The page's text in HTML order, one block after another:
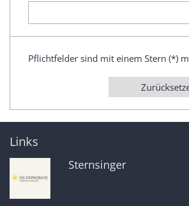
Pflichtfelder sind mit einem Stern (*)
Links
Sternsinger